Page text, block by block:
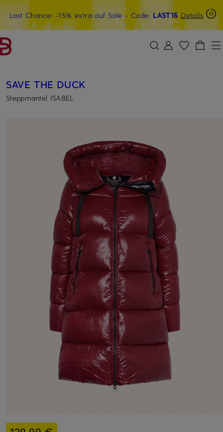
ZUM HAUPTINHALT ÜBERSPRINGEN ZUM SUCHFELD ÜBERSPRINGEN
Last Chance: -15% extra auf Sale- Code: LAST15 Details
15€-Willkommensgutschein mit Beyond sichern
SAVE THE DUCK
Steppmantel ISABEL